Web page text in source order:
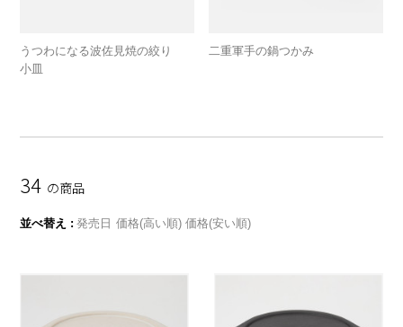
うつわになる波佐見焼の絞り
小皿
二重軍手の鍋つかみ
34 の商品
並べ替え 発売日 価格(高い順) 価格(安い順)